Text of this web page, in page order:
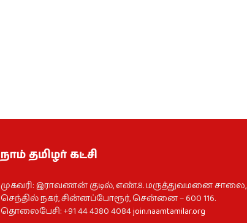
நாம் தமிழர் கட்சி
முகவரி: இராவணன் குடில், எண்.8. மருத்துவமனை சாலை,
செந்தில் நகர், சின்னப்போரூர், சென்னை – 600 116.
தொலைபேசி: +91 44 4380 4084join.naamtamilar.org